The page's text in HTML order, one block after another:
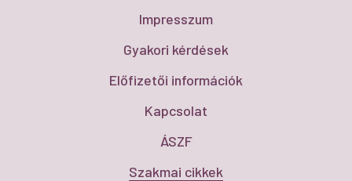
Impresszum
Gyakori kérdések
Előfizetői információk
Kapcsolat
ÁSZF
Szakmai cikkek